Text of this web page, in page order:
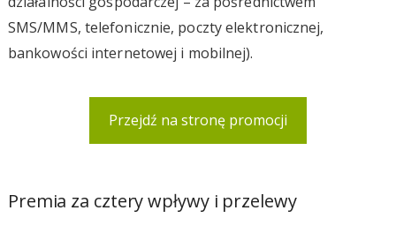
SMS/MMS, telefonicznie, poczty elektronicznej,
bankowości internetowej i mobilnej).
Przejdź na stronę promocji
Premia za cztery wpływy i przelewy